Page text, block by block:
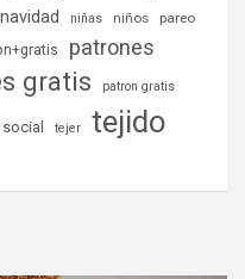
navidad niñas niños pareo
patrones
gratis patron gratis
tejer tejido